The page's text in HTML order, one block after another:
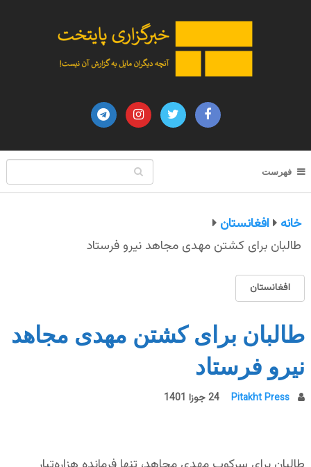
فهرست
خانه
افغانستان
طالبان برای کشتن مهدی مجاهد نیرو فرستاد
افغانستان
طالبان برای کشتن مهدی مجاهد
نیرو فرستاد
Pitakht Press 24 جوزا 1401